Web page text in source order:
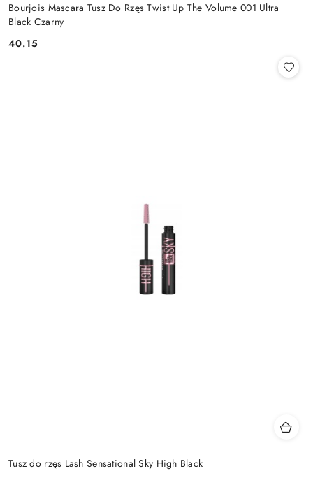
Bourjois Mascara Tusz Do Rzęs Twist Up The Volume 001 Ultra
Black Czarny
Cena:
40.15
Tusz do rzęs Lash Sensational Sky High Black